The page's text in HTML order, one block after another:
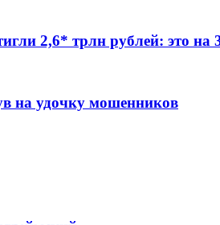
2,6* трлн рублей: это
на удочку мошенников